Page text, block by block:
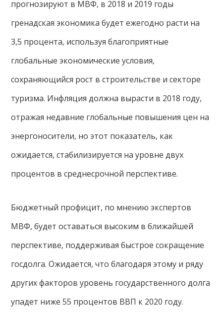
прогнозируют в МВФ, в 2018 и 2019 годы
гренадская экономика будет ежегодно расти на
3,5 процента, используя благоприятные
глобальные экономические условия,
сохраняющийся рост в строительстве и секторе
туризма. Инфляция должна вырасти в 2018 году,
отражая недавние глобальные повышения цен на
энергоносители, но этот показатель, как
ожидается, стабилизируется на уровне двух
процентов в среднесрочной перспективе.
Бюджетный профицит, по мнению экспертов
МВФ, будет оставаться высоким в ближайшей
перспективе, поддерживая быстрое сокращение
госдолга. Ожидается, что благодаря этому и ряду
других факторов уровень государственного долга
упадет ниже 55 процентов ВВП к 2020 году.